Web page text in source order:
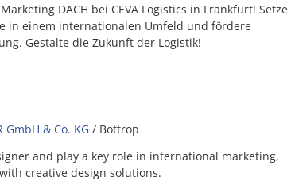
DACH bei CEVA Logistics in Frankfurt! Setze
in einem internationalen Umfeld und fördere
Gestalte die Zukunft der Logistik!
GmbH & Co. KG / Bottrop
and play a key role in international marketing,
creative design solutions.